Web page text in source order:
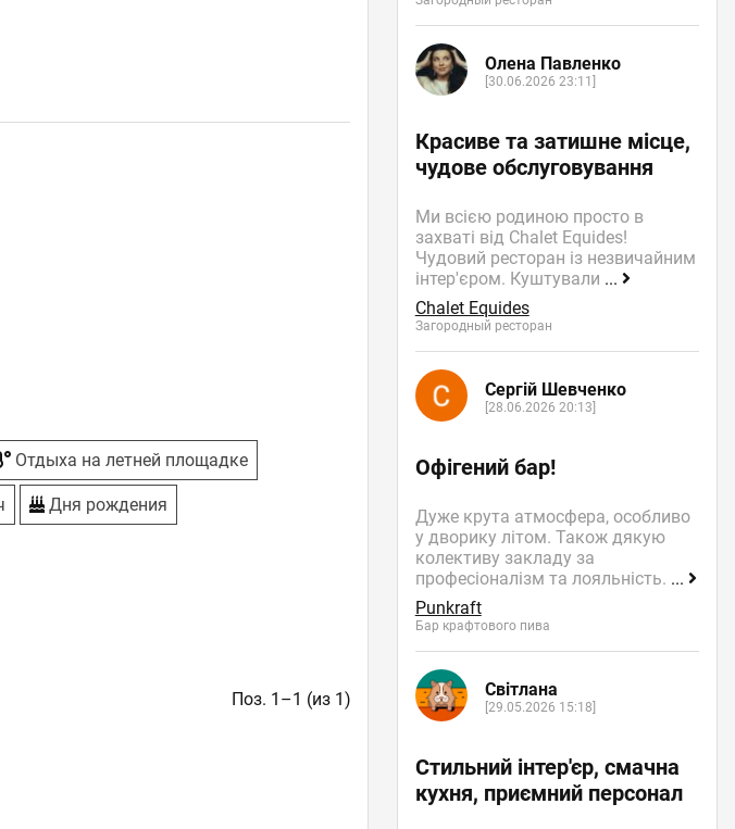
Отдыха на летней площадке
Дня рождения
Поз. 1–1 (из 1)
Олена Павленко
[30.06.2026 23:11]
Красиве та затишне місце,
чудове обслуговування
Ми всією родиною просто в
захваті від Chalet Equides!
Чудовий ресторан із незвичайним
інтер'єром. Куштували ...
Chalet Equides
Загородный ресторан
Сергій Шевченко
[28.06.2026 20:13]
Офігений бар!
Дуже крута атмосфера, особливо
у дворику літом. Також дякую
колективу закладу за
професіоналізм та лояльність. ...
Punkraft
Бар крафтового пива
Світлана
[29.05.2026 15:18]
Стильний інтер'єр, смачна
кухня, приємний персонал